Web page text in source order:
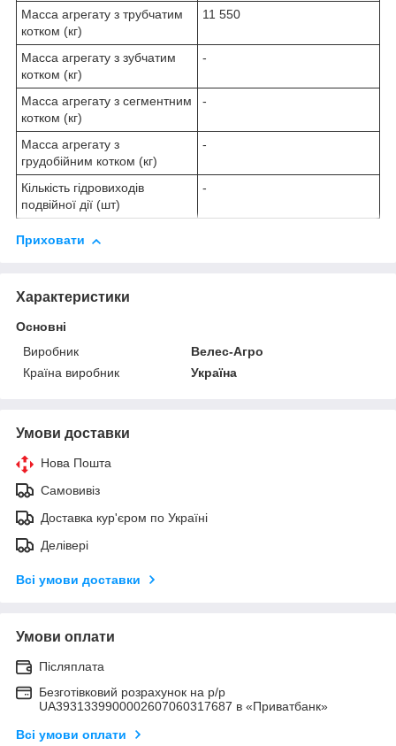
Масса агрегату з трубчатим
котком (кг)
11 550
Масса агрегату з зубчатим
котком (кг)
-
Масса агрегату з сегментним
котком (кг)
-
Масса агрегату з
грудобійним котком (кг)
-
Кількість гідровиходів
подвійної дії (шт)
-
Приховати
Характеристики
Основні
Виробник
Велес-Агро
Країна виробник
Україна
Умови доставки
Нова Пошта
Самовивіз
Доставка кур'єром по Україні
Делівері
Всі умови доставки
Умови оплати
Післяплата
Безготівковий розрахунок на р/р
UA3931339900002607060317687 в «Приватбанк»
Всі умови оплати